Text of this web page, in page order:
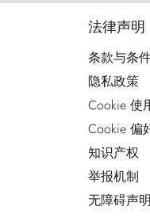
法律声明
条款与条
隐私政策
Cookie 使
Cookie 偏
知识产权
举报机制
无障碍声明